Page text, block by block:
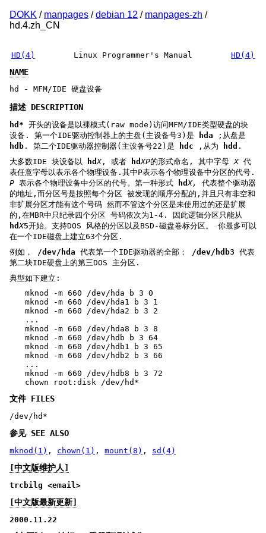
DOKK / manpages /debian 12 / manpages-zh /
hd.4.zh_CN
HD(4) Linux Programmer's Manual HD(4)
NAME
hd - MFM/IDE 硬盘设备
描述 DESCRIPTION
hd* 开头的设备是以裸模式(raw mode)访问MFM/IDE类型硬盘的块
设备. 第一个IDE驱动控制器上的主盘(主设备号3)是
hda ;从盘是
hdb . 第二个IDE驱动器控制器(主设备号22)是 hdc ,从为 hdd .
大多数IDE 块设备以
hdX, 或者 hdXP的形式命名, 其中字母X代
表任意字母以表示各个物理设备.其中P表示各个物理设备中分区的代号.
P 表示各个物理设备中分区的代号。第一种形式 hdX,
代表整个驱动器
的地址,而分区号是按照每个分区 被发现的顺序分配的,并且只有非空和
非扩展分区才能有这个号码 然而不管这个分区是未使用过的还是扩展
的,在MBR中只纪录四个分区 号码依次为1-4. 因此逻辑分区只能从
hdX5开始。支持DOS 风格的分区以及BSD-磁盘卷标分区。 你最多可以
在一个IDE磁盘上建立63个分区.
例如， /dev/hda 代表第一个IDE驱动器的全部； /dev/hdb3 代表
第二块IDE硬盘上的第三DOS 主分区.
典型如下建立:
mknod -m 660 /dev/hda b 3 0
mknod -m 660 /dev/hda1 b 3 1
mknod -m 660 /dev/hda2 b 3 2
...
mknod -m 660 /dev/hda8 b 3 8
mknod -m 660 /dev/hdb b 3 64
mknod -m 660 /dev/hdb1 b 3 65
mknod -m 660 /dev/hdb2 b 3 66
...
mknod -m 660 /dev/hdb8 b 3 72
chown root:disk /dev/hd*
文件 FILES
/dev/hd*
参见 SEE ALSO
mknod(1) , chown(1) , mount(8) , sd(4)
[中文版维护人]
trcbilg <email>
[中文版最新更新]
2000.11.22